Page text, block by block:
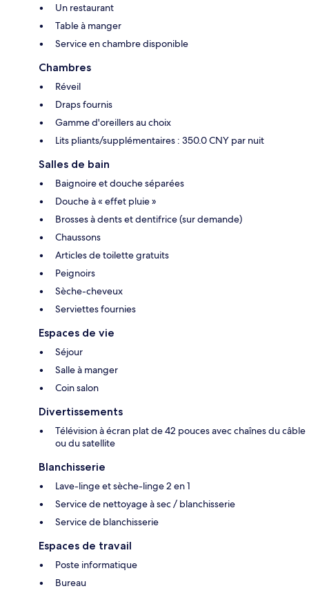
Un restaurant
Table à manger
Service en chambre disponible
Chambres
Réveil
Draps fournis
Gamme d'oreillers au choix
Lits pliants/supplémentaires : 350.0 CNY par nuit
Salles de bain
Baignoire et douche séparées
Douche à « effet pluie »
Brosses à dents et dentifrice (sur demande)
Chaussons
Articles de toilette gratuits
Peignoirs
Sèche-cheveux
Serviettes fournies
Espaces de vie
Séjour
Salle à manger
Coin salon
Divertissements
Télévision à écran plat de 42 pouces avec chaînes du câble
ou du satellite
Blanchisserie
Lave-linge et sèche-linge 2 en 1
Service de nettoyage à sec / blanchisserie
Service de blanchisserie
Espaces de travail
Poste informatique
Bureau